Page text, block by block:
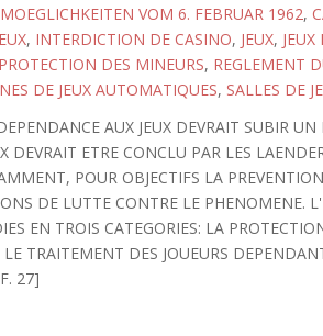
VOM 6. FEBRUAR 1962,
, INTERDICTION DE CASINO, JEUX,
PROTECTION DES MINEURS, REGLEMENT
DE JEUX AUTOMATIQUES, SALLES DE
AUX JEUX DEVRAIT SUBIR UN
DEVRAIT ETRE CONCLU PAR LES
POUR OBJECTIFS LA
DE LUTTE CONTRE LE PHENOMENE.
EN TROIS CATEGORIES: LA
TRAITEMENT DES JOUEURS
27]